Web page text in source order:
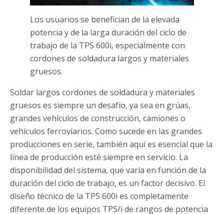
Los usuarios se benefician de la elevada
potencia y de la larga duración del ciclo de
trabajo de la TPS 600i, especialmente con
cordones de soldadura largos y materiales
gruesos.
Soldar largos cordones de soldadura y materiales
gruesos es siempre un desafío, ya sea en grúas,
grandes vehículos de construcción, camiones o
vehículos ferroviarios. Como sucede en las grandes
producciones en serie, también aquí es esencial que la
línea de producción esté siempre en servicio. La
disponibilidad del sistema, que varía en función de la
duración del ciclo de trabajo, es un factor decisivo. El
diseño técnico de la TPS 600i es completamente
diferente de los equipos TPS/i de rangos de potencia